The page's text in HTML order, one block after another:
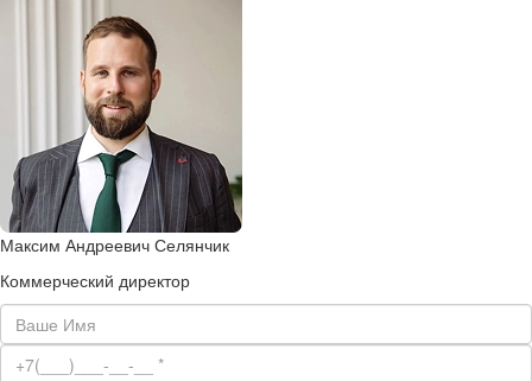
Максим Андреевич Селянчик
Коммерческий директор